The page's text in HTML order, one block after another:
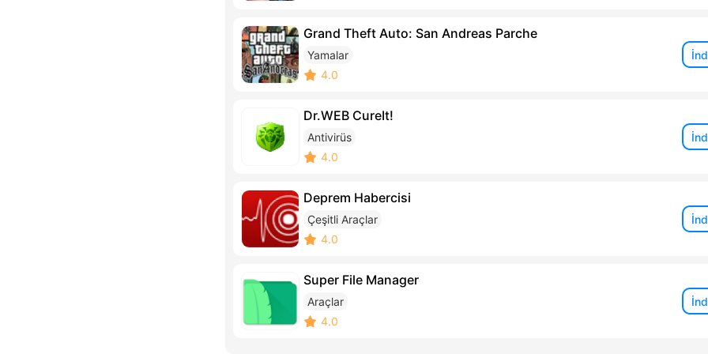
Grand Theft Auto: San Andreas Parche
Yamalar
4.0
Dr.WEB CureIt!
Antivirüs
4.0
Deprem Habercisi
Çeşitli Araçlar
4.0
Super File Manager
Araçlar
4.0